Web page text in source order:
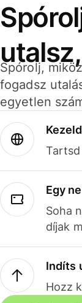
Spórolj,
fogadsz
egyetlen
Egy
Soha
díjak
Indíts
Hozz